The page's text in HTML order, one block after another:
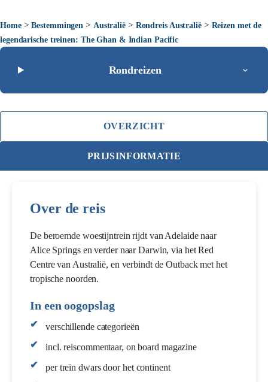
Home>Bestemmingen > Australië> Rondreis Australië> Reizen met de
legendarische treinen: The Ghan & Indian Pacific
Rondreizen
OVERZICHT
PRIJSINFORMATIE
Over de reis
De beroemde woestijntrein rijdt van Adelaide naar
Alice Springs en verder naar Darwin, via het Red
Centre van Australië, en verbindt de Outback met het
tropische noorden.
In een oogopslag
verschillende categorieën
incl. reiscommentaar, on board magazine
per trein dwars door het continent